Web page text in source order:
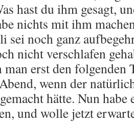
hast du ihm gesagt,
nichts mit ihm
sei noch ganz
nicht verschlafen
man erst den
wenn der
hätte. Nun habe
und wolle jetzt